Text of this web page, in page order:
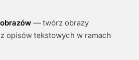
— twórz obrazy
opisów tekstowych w ramach